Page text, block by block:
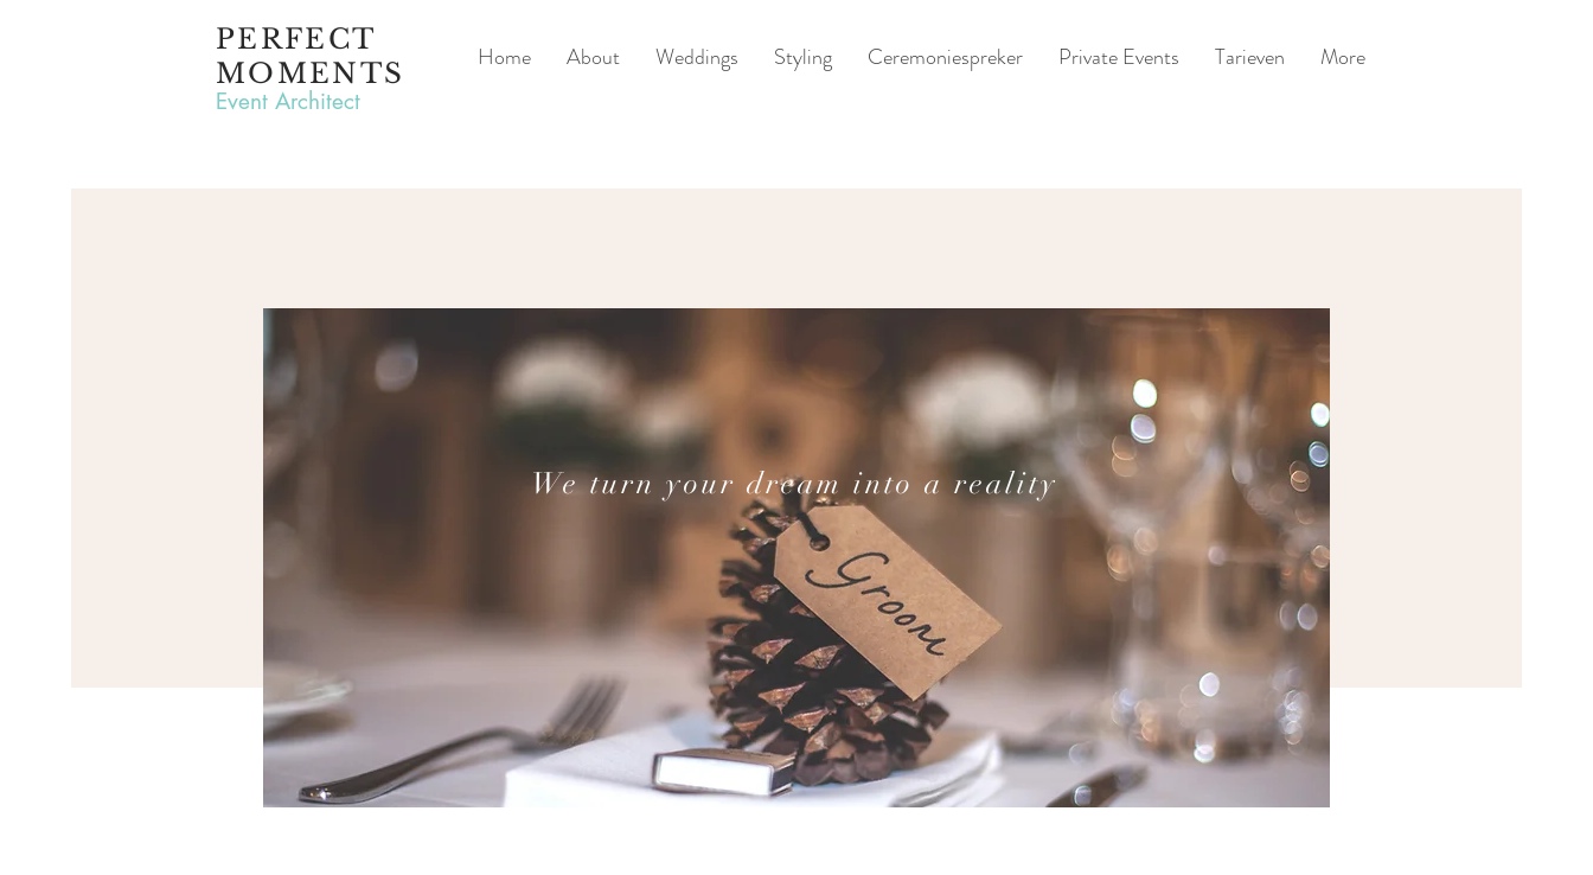
Home About Weddings Styling Ceremoniespreker Private Events Tarieven More
PERFECT
MOMENTS
Event Architect
We turn your dream into a reality